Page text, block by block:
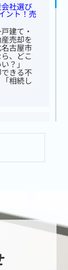
会社選び
ント！売
建て・
売却を
古屋市
、どこ
？」
できる不
相続し
いて家
の営業
は、お